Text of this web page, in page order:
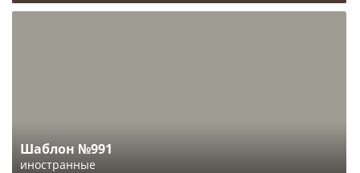
Шаблон №991
иностранные